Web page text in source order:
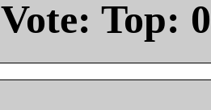
Vote: Top: 0